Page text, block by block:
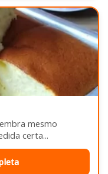
mesmo
certa...